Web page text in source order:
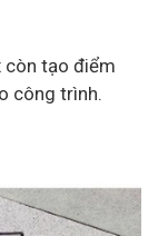
còn tạo điểm
công trình.